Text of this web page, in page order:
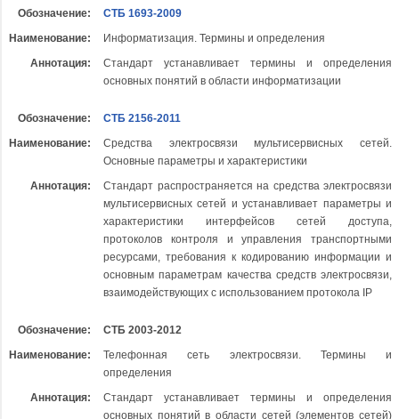
Обозначение:
СТБ 1693-2009
Наименование:
Информатизация. Термины и определения
Аннотация:
Стандарт устанавливает термины и определения
основных понятий в области информатизации
Обозначение:
СТБ 2156-2011
Наименование:
Средства электросвязи мультисервисных сетей.
Основные параметры и характеристики
Аннотация:
Стандарт распространяется на средства электросвязи
мультисервисных сетей и устанавливает параметры и
характеристики интерфейсов сетей доступа,
протоколов контроля и управления транспортными
ресурсами, требования к кодированию информации и
основным параметрам качества средств электросвязи,
взаимодействующих с использованием протокола IP
Обозначение:
СТБ 2003-2012
Наименование:
Телефонная сеть электросвязи. Термины и
определения
Аннотация:
Стандарт устанавливает термины и определения
основных понятий в области сетей (элементов сетей)